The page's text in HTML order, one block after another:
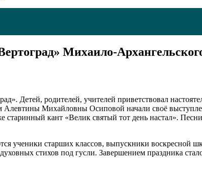
Михаило-
Детей, родителей, учителей приветствовал
Михайловны Осиповой начали своё
кант «Велик святый тот день настал».
ученики старших классов, выпускники
стихов под гусли. Завершением праздника